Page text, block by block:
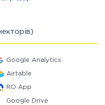
Google Analytics
Airtable
RO App
Google Drive